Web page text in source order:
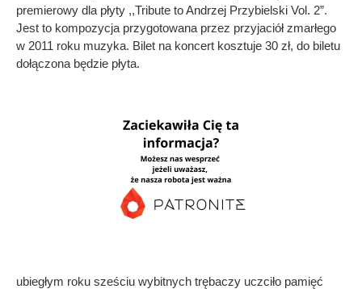
premierowy dla płyty ,,Tribute to Andrzej Przybielski Vol. 2”.
Jest to kompozycja przygotowana przez przyjaciół zmarłego
w 2011 roku muzyka. Bilet na koncert kosztuje 30 zł, do biletu
dołączona będzie płyta.
ubiegłym roku sześciu wybitnych trębaczy uczciło pamięć